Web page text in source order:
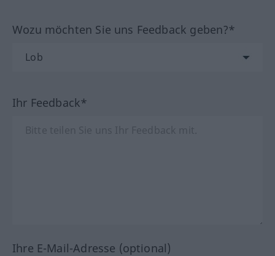
Wozu möchten Sie uns Feedback geben?*
Ihr Feedback*
Ihre E-Mail-Adresse (optional)